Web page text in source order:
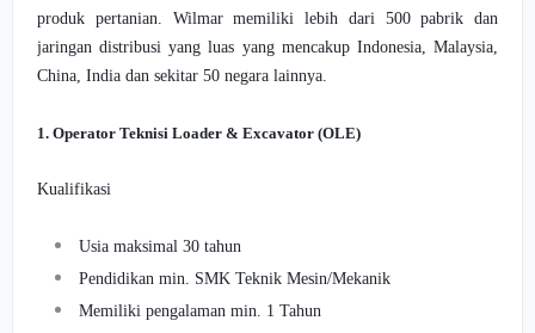
produk pertanian. Wilmar memiliki lebih dari 500 pabrik dan
jaringan distribusi yang luas yang mencakup Indonesia, Malaysia,
China, India dan sekitar 50 negara lainnya.
1. Operator Teknisi Loader & Excavator (OLE)
Kualifikasi
Usia maksimal 30 tahun
Pendidikan min. SMK Teknik Mesin/Mekanik
Memiliki pengalaman min. 1 Tahun